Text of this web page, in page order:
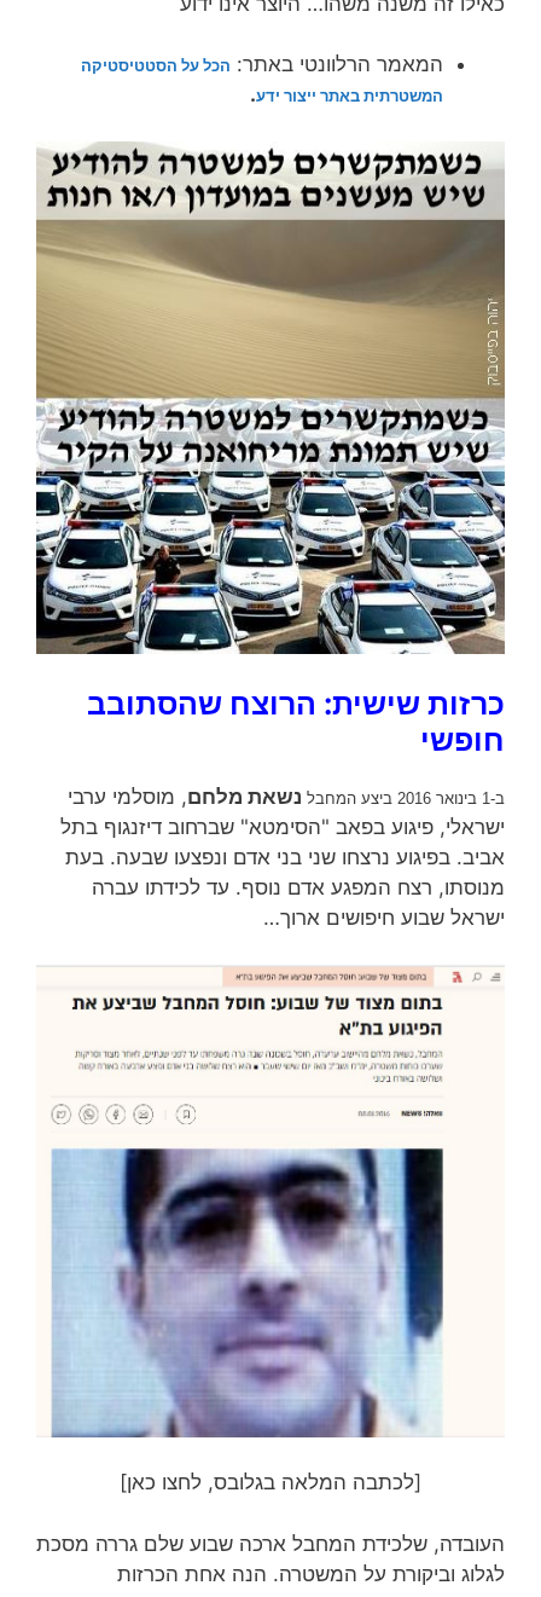
המאמר הרלוונטי באתר: הכל על הסטטיסטיקה
המשטרתית באתר ייצור ידע.
כרזות שישית: הרוצח שהסתובב
חופשי
ב-1 בינואר 2016 ביצע המחבל נשאת מלחם, מוסלמי ערבי
ישראלי, פיגוע בפאב "הסימטא" שברחוב דיזנגוף בתל
אביב. בפיגוע נרצחו שני בני אדם ונפצעו שבעה. בעת
מנוסתו, רצח המפגע אדם נוסף. עד לכידתו עברה
ישראל שבוע חיפושים ארוך…
[לכתבה המלאה בגלובס, לחצו כאן]
העובדה, שלכידת המחבל ארכה שבוע שלם גררה מסכת
לגלוג וביקורת על המשטרה. הנה אחת הכרזות